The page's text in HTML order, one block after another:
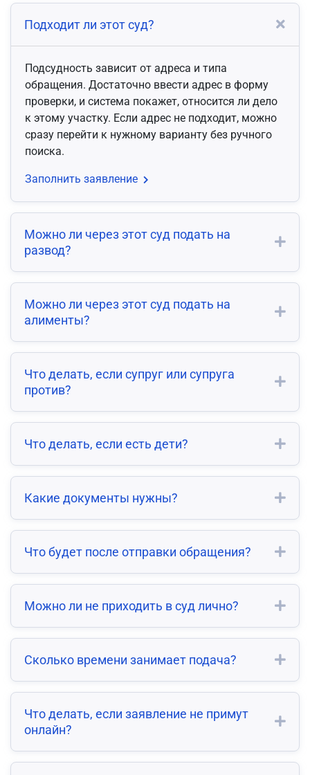
Подходит ли этот суд?
Подсудность зависит от адреса и типа
обращения. Достаточно ввести адрес в форму
проверки, и система покажет, относится ли дело
к этому участку. Если адрес не подходит, можно
сразу перейти к нужному варианту без ручного
поиска.
Заполнить заявление
Можно ли через этот суд подать на
развод?
Можно ли через этот суд подать на
алименты?
Что делать, если супруг или супруга
против?
Что делать, если есть дети?
Какие документы нужны?
Что будет после отправки обращения?
Можно ли не приходить в суд лично?
Сколько времени занимает подача?
Что делать, если заявление не примут
онлайн?